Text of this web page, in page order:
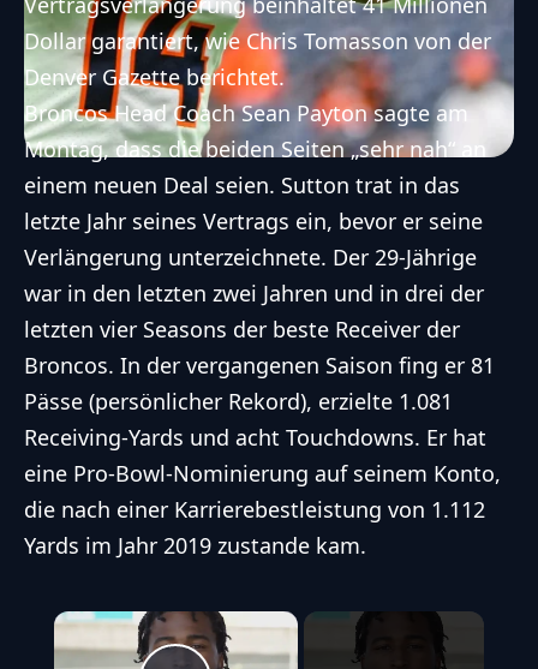
Lies den Artikel um noch mehr über
folgende Themen zu erfahren:
Suttons Leistungen und Statistiken
der letzten Jahre.
Die Rolle von Head Coach Sean
Payton in den Vertragsverhandlungen.
FootballR AI Services für barrierefreien Zugang zu den wichtigsten Football
Inhalten mit Hilfe von KI. Entdecke unsere Richtlinien zum ethischen Umgang mit
Dollar garantiert, wie Chris Tomasson von der
Denver Gazette berichtet.
Broncos Head Coach Sean Payton sagte am
Montag, dass die beiden Seiten „sehr nah“ an
einem neuen Deal seien. Sutton trat in das
letzte Jahr seines Vertrags ein, bevor er seine
Verlängerung unterzeichnete. Der 29-Jährige
war in den letzten zwei Jahren und in drei der
letzten vier Seasons der beste Receiver der
Broncos. In der vergangenen Saison fing er 81
Pässe (persönlicher Rekord), erzielte 1.081
Receiving-Yards und acht Touchdowns. Er hat
eine Pro-Bowl-Nominierung auf seinem Konto,
die nach einer Karrierebestleistung von 1.112
Yards im Jahr 2019 zustande kam.
×